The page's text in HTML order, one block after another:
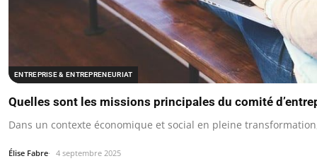
ENTREPRISE & ENTREPRENEURIAT
Quelles sont les missions principales du comité
Dans un contexte économique et social en pleine
Élise Fabre 4 septembre 2025